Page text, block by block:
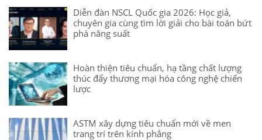
Diễn đàn NSCL Quốc gia 2026: Học giả,
chuyên gia cùng tìm lời giải cho bài toán bứt
phá năng suất
Hoàn thiện tiêu chuẩn, hạ tầng chất lượng
thúc đẩy thương mại hóa công nghệ chiến
lược
ASTM xây dựng tiêu chuẩn mới về men
trang trí trên kính phẳng